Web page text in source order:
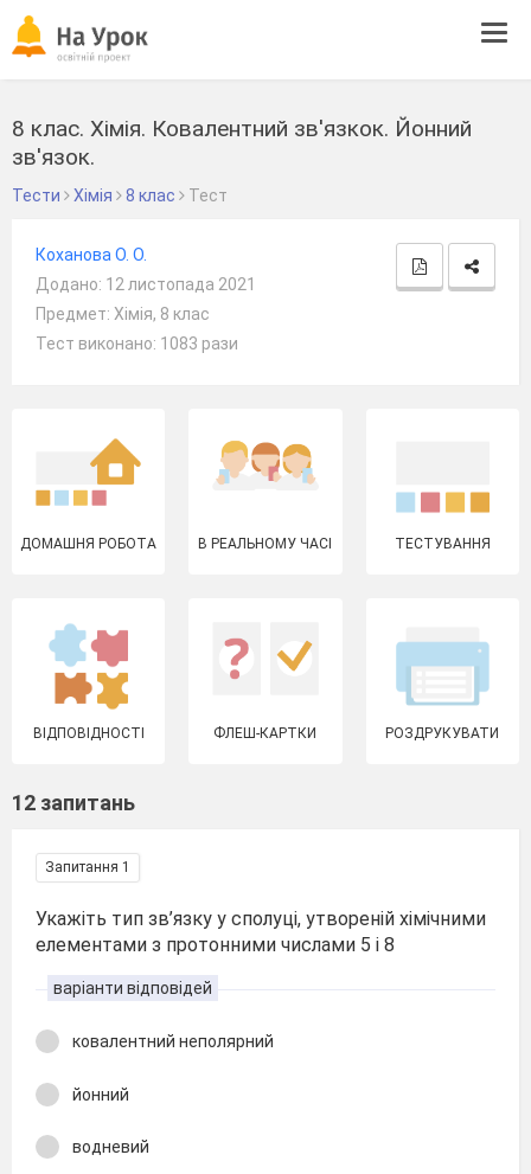
8 клас. Хімія. Ковалентний зв'язкок. Йонний
зв'язок.
Тести Хімія 8 клас Тест
Коханова О. О.
Додано: 12 листопада 2021
Предмет: Хімія, 8 клас
Тест виконано: 1083 рази
ДОМАШНЯ РОБОТА В РЕАЛЬНОМУ ЧАСІ ТЕСТУВАННЯ
ВІДПОВІДНОСТІ ФЛЕШ-КАРТКИ РОЗДРУКУВАТИ
12 запитань
Запитання 1
Укажіть тип зв’язку у сполуці, утвореній хімічними
елементами з протонними числами 5 і 8
варіанти відповідей
ковалентний неполярний
йонний
водневий